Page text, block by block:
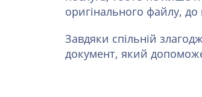
оригінального файлу, до
Завдяки спільній
документ, який